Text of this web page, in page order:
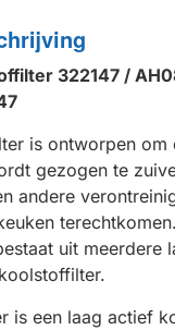
322147 /
is ontworpen
gezogen te
andere
uit meerdere
is een laag actief